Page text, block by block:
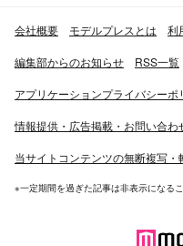
会社概要 モデルプレスとは 利
編集部からのお知らせ RSS一覧
アプリケーションプライバシーポ
情報提供・広告掲載・お問い合わ
当サイトコンテンツの無断複写
※一定期間を過ぎた記事は非表示になる